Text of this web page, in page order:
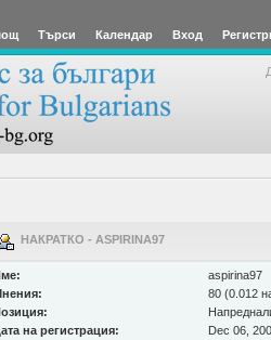
Търси Календар Вход
НАКРАТКО - ASPIRINA97
aspirina97
80 (0.012
на регистрация:
Dec 06,